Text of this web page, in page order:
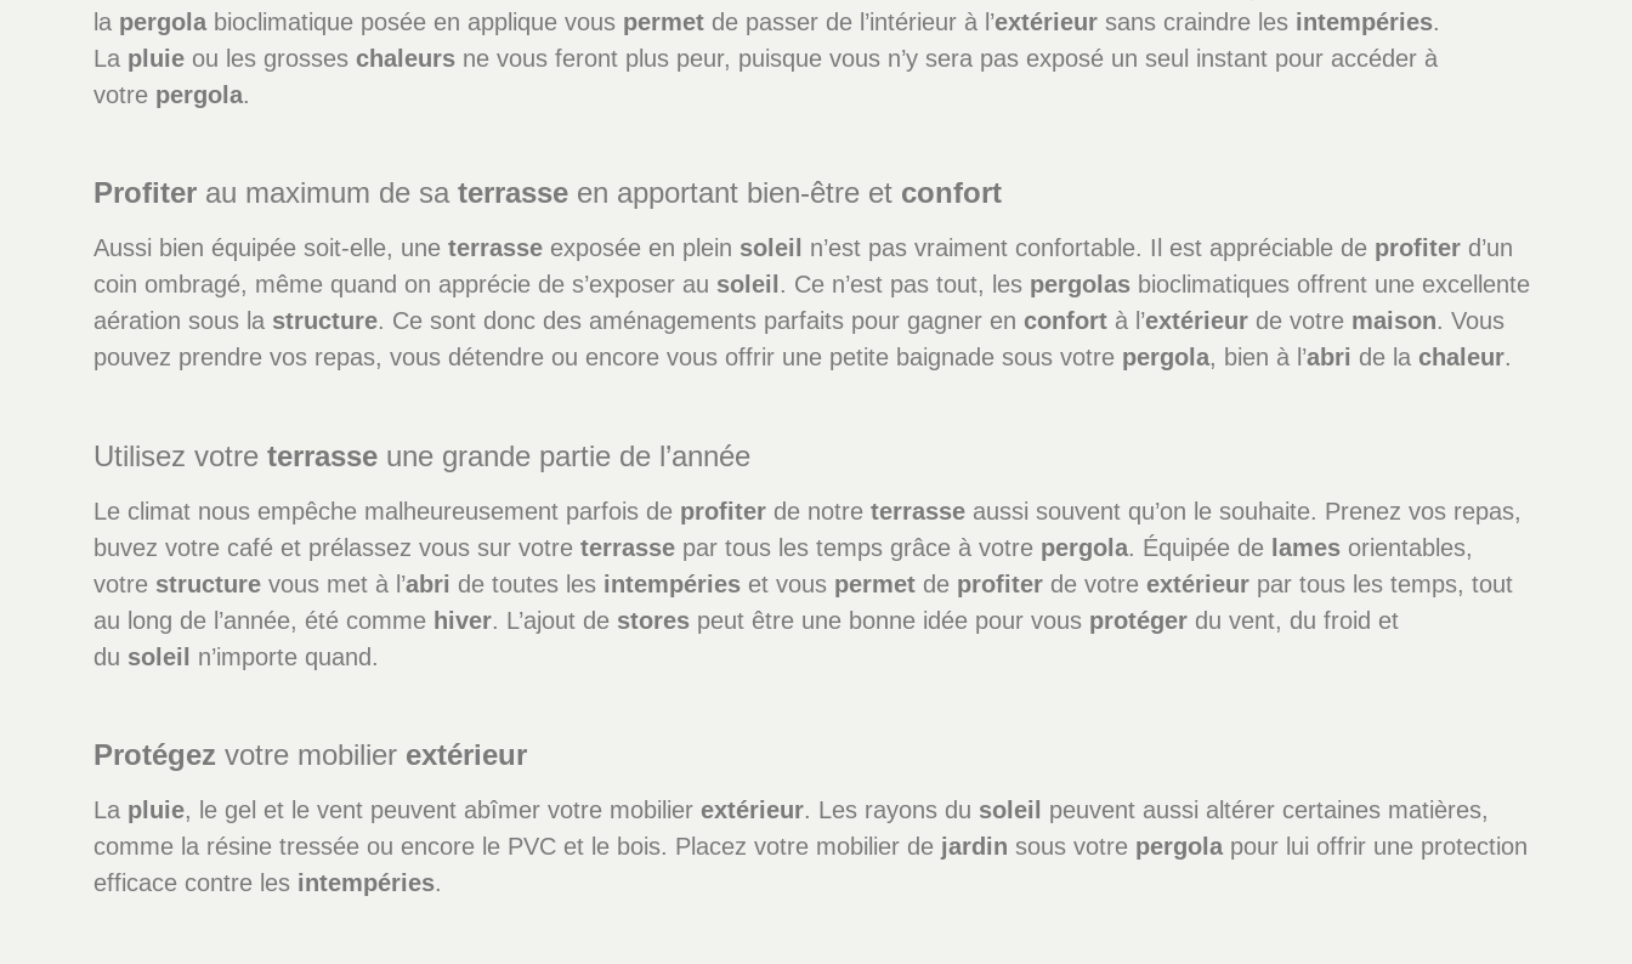
la pergolabioclimatique posée en applique vous permet de passer de l’intérieur à l’extérieur sans craindre les intempéries.
La pluie ou les grosseschaleurs ne vous feront plus peur, puisque vous n’y sera pas exposé un seul instant pour accéder à
votre pergola.
Profiter au maximum de saterrasse en apportant bien-être et confort
Aussi bien équipée soit-elle, uneterrasse exposée en plein soleil n’est pas vraiment confortable. Il est appréciable de profiter d’un
coin ombragé, même quand on apprécie de s’exposer au soleil . Ce n’est pas tout, les pergolas bioclimatiques offrent une excellente
aération sous la structure. Ce sont donc des aménagements parfaits pour gagner enconfort à l’extérieur de votre maison. Vous
pouvez prendre vos repas, vous détendre ou encore vous offrir une petite baignade sous votre pergola, bien à l’abri de lachaleur.
Utilisez votreterrasse une grande partie de l’année
Le climat nous empêche malheureusement parfois de profiter de notreterrasse aussi souvent qu’on le souhaite. Prenez vos repas,
buvez votre café et prélassez vous sur votreterrasse par tous les temps grâce à votre pergola. Équipée de lames orientables,
votre structure vous met à l’abri de toutes les intempéries et vous permet de profiter de votreextérieur par tous les temps, tout
au long de l’année, été comme hiver. L’ajout de stores peut être une bonne idée pour vous protéger du vent, du froid et
du soleil n’importe quand.
Protégez votre mobilier extérieur
La pluie, le gel et le vent peuvent abîmer votre mobilierextérieur. Les rayons du soleil
peuvent aussi altérer certaines matières,
comme la résine tressée ou encore le PVC et le bois. Placez votre mobilier de jardin sous votre pergolapour lui offrir une protection
efficace contre les intempéries.